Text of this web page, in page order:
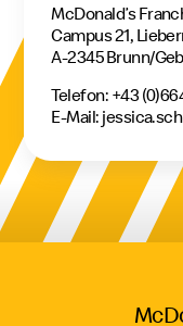
McDonald’s
Campus 21,
A-2345 Brunn/
Telefon: +43
E-Mail: